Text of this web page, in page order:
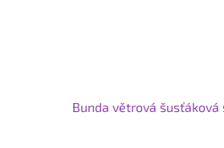
Bunda větrová šusťáková